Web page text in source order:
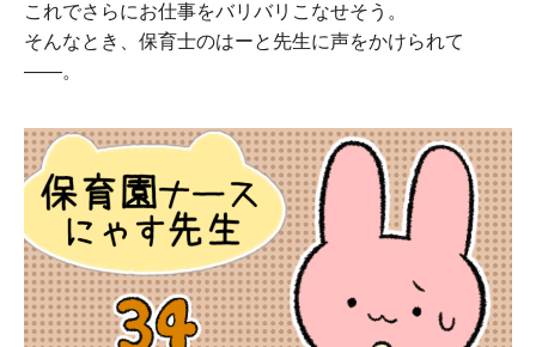
これでさらにお仕事をバリバリこなせそう。
そんなとき、保育士のはーと先生に声をかけられて
――。